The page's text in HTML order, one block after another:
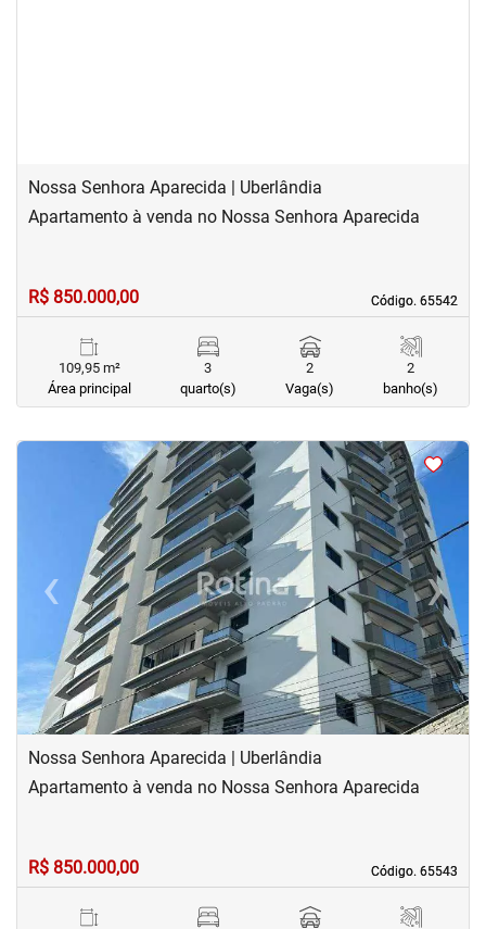
Nossa Senhora Aparecida | Uberlândia
Código. 65542
Código. 65542
Apartamento à venda no Nossa Senhora Aparecida
R$ 850.000,00
109,95 m²
Área principal
3
quarto(s)
2
Vaga(s)
2
banho(s)
<
‹Previous ›Next
Nossa Senhora Aparecida | Uberlândia
Código. 65543
Código. 65543
Apartamento à venda no Nossa Senhora Aparecida
R$ 850.000,00